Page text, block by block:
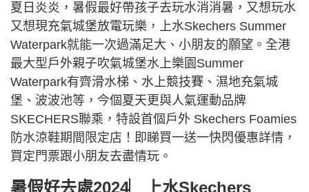
夏日炎炎，暑假最好帶孩子去玩水消消暑，又想玩水
又想現充氣城堡放電玩樂，上水Skechers Summer
Waterpark就能一次過滿足大、小朋友的願望。全港
最大型戶外親子吹氣城堡水上樂園Summer
Waterpark有齊滑水梯、水上競技賽、濕地充氣城
堡、波波池等，今個夏天更與人氣運動品牌
SKECHERS聯乘，特設首個戶外 Skechers Foamies
防水涼鞋期間限定店！即睇買一送一快閃優惠詳情，
買定門票跟小朋友去盡情玩。
暑假好去處2024︳上水Skechers